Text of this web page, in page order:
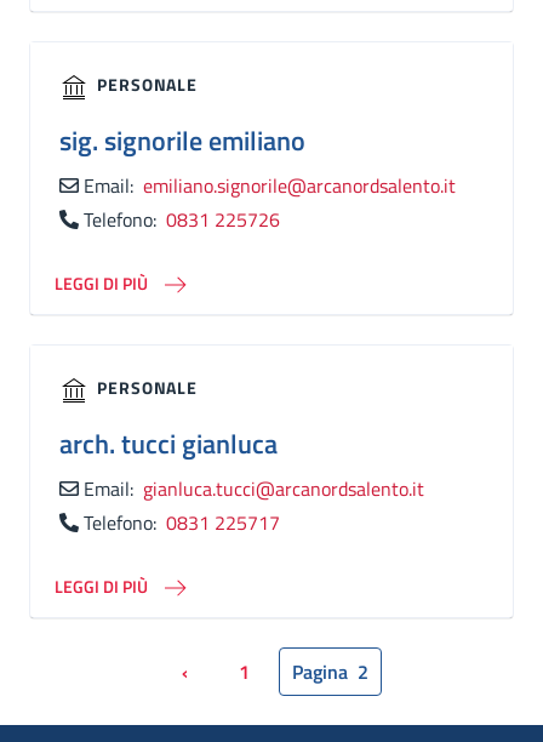
PERSONALE
sig. signorile emiliano
Email: emiliano.signorile@arcanordsalento.it
Telefono: 0831 225726
LEGGI DI PIÙ
PERSONALE
arch.tucci gianluca
Email: gianluca.tucci@arcanordsalento.it
Telefono: 0831 225717
LEGGI DI PIÙ
‹Pagina precedente
1 Pagina 2